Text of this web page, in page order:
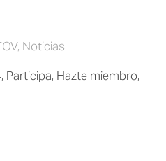
, Noticias
Participa, Hazte miembro,